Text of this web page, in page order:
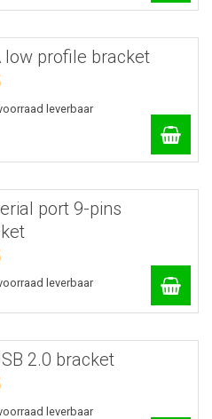
low profile bracket
leverbaar
port 9-pins
leverbaar
2.0 bracket
leverbaar